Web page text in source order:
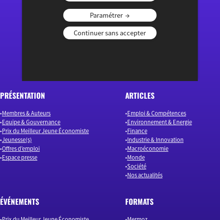
« Ouvrir le débat économique »
PRÉSENTATION
Membres & Auteurs
Equipe & Gouvernance
Prix du Meilleur Jeune Économiste
Jeunesse(s)
Offres d’emploi
Espace presse
ARTICLES
Emploi & Compétences
Environnement & Energie
Finance
Industrie & Innovation
Macroéconomie
Monde
Société
Nos actualités
ÉVÉNEMENTS FORMATS
Paramétrer
Continuer sans accepter